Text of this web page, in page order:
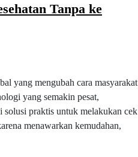
Tanpa ke
yang mengubah cara masyarakat
yang semakin pesat,
solusi praktis untuk melakukan cek
menawarkan kemudahan,